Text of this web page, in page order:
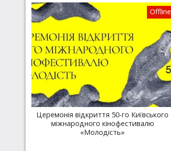
Offline
Церемонія відкриття 50-го Київського
міжнародного кінофестивалю
«Молодість»